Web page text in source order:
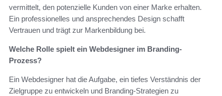
vermittelt, den potenzielle Kunden von einer Marke erhalten.
Ein professionelles und ansprechendes Design schafft
Vertrauen und trägt zur Markenbildung bei.
Welche Rolle spielt ein Webdesigner im Branding-
Prozess?
Ein Webdesigner hat die Aufgabe, ein tiefes Verständnis der
Zielgruppe zu entwickeln und Branding-Strategien zu